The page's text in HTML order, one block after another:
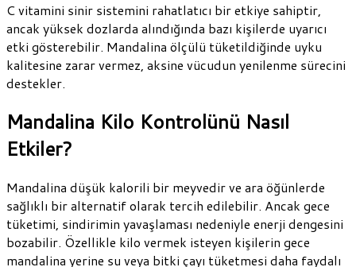
C vitamini sinir sistemini rahatlatıcı bir etkiye sahiptir,
ancak yüksek dozlarda alındığında bazı kişilerde uyarıcı
etki gösterebilir. Mandalina ölçülü tüketildiğinde uyku
kalitesine zarar vermez, aksine vücudun yenilenme sürecini
destekler.
Mandalina Kilo Kontrolünü Nasıl
Etkiler?
Mandalina düşük kalorili bir meyvedir ve ara öğünlerde
sağlıklı bir alternatif olarak tercih edilebilir. Ancak gece
tüketimi, sindirimin yavaşlaması nedeniyle enerji dengesini
bozabilir. Özellikle kilo vermek isteyen kişilerin gece
mandalina yerine su veya bitki çayı tüketmesi daha faydalı